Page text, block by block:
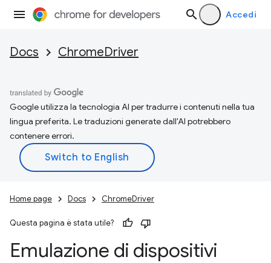
Accedi
Docs ChromeDriver
Google utilizza la tecnologia AI per tradurre i contenuti nella tua
lingua preferita. Le traduzioni generate dall'AI potrebbero
contenere errori.
Home page Docs ChromeDriver
Questa pagina è stata utile?
Emulazione di dispositivi